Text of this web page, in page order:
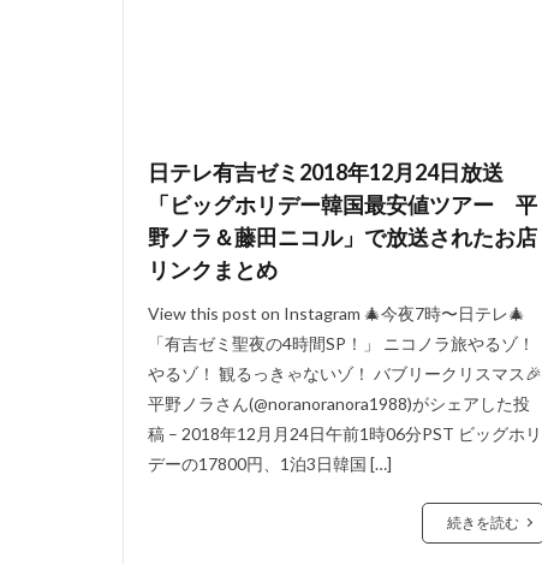
日テレ有吉ゼミ2018年12月24日放送
「ビッグホリデー韓国最安値ツアー 平
野ノラ＆藤田ニコル」で放送されたお店
リンクまとめ
View this post on Instagram 🎄今夜7時〜日テレ🎄
「有吉ゼミ聖夜の4時間SP！」 ニコノラ旅やるゾ！
やるゾ！ 観るっきゃないゾ！ バブリークリスマス🎉
平野ノラさん(@noranoranora1988)がシェアした投
稿 – 2018年12月月24日午前1時06分PST ビッグホリ
デーの17800円、1泊3日韓国 […]
続きを読む